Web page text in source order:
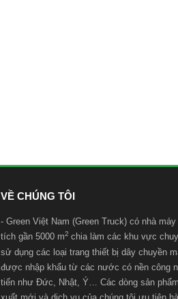
VỀ CHÚNG TÔI
- Green Việt Nam (Green Truck) có nhà
tích gần 5000 m2 chia làm các khu vực
sử dụng các loại trang thiết bị dây chuyền
được nhập khẩu từ các nước có nền công
tiến như Đức, Nhật, Ý… Các dòng sản